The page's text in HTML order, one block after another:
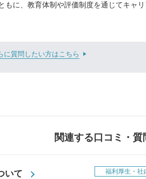
もに、教育体制や評価制度を通じてキャ
に質問したい方はこちら
関連する口コミ・質
いて 福利厚生・社